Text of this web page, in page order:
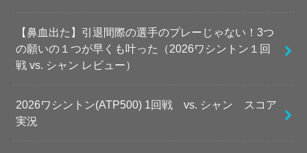
【鼻血出た】引退間際の選手のプレーじゃない！3つ
の願いの１つが早くも叶った（2026ワシントン１回
戦 vs. シャン レビュー）
2026ワシントン(ATP500) 1回戦 vs. シャン スコア
実況